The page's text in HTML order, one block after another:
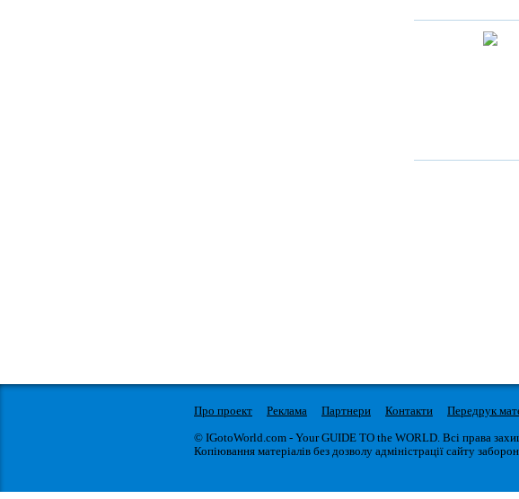
Про проект Реклама Партнери Контакти Передрук
© IGotoWorld.com - Your GUIDE TO the WORLD. Всі права
Копіювання матеріалів без дозволу адміністрації сайту